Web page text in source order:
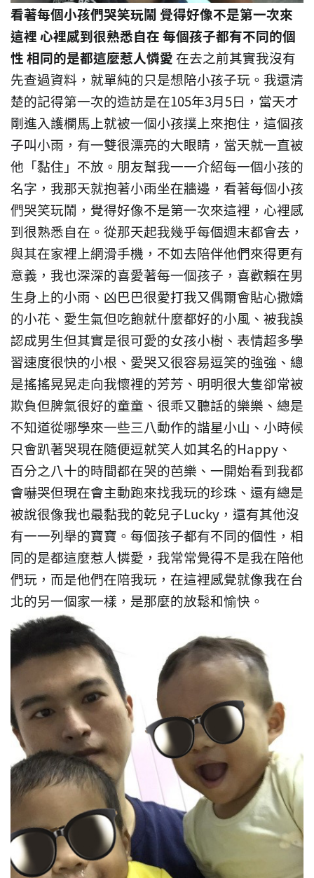
看著每個小孩們哭笑玩鬧 覺得好像不是第一次來
這裡心裡感到很熟悉自在 每個孩子都有不同的個
性 相同的是都這麼惹人憐愛在去之前其實我沒有
先查過資料，就單純的只是想陪小孩子玩。我還清
楚的記得第一次的造訪是在105年3月5日，當天才
剛進入護欄馬上就被一個小孩撲上來抱住，這個孩
子叫小雨，有一雙很漂亮的大眼睛，當天就一直被
他「黏住」不放。朋友幫我一一介紹每一個小孩的
名字，我那天就抱著小雨坐在牆邊，看著每個小孩
們哭笑玩鬧，覺得好像不是第一次來這裡，心裡感
到很熟悉自在。從那天起我幾乎每個週末都會去，
與其在家裡上網滑手機，不如去陪伴他們來得更有
意義，我也深深的喜愛著每一個孩子，喜歡賴在男
生身上的小雨、凶巴巴很愛打我又偶爾會貼心撒嬌
的小花、愛生氣但吃飽就什麼都好的小風、被我誤
認成男生但其實是很可愛的女孩小樹、表情超多學
習速度很快的小根、愛哭又很容易逗笑的強強、總
是搖搖晃晃走向我懷裡的芳芳、明明很大隻卻常被
欺負但脾氣很好的童童、很乖又聽話的樂樂、總是
不知道從哪學來一些三八動作的諧星小山、小時候
只會趴著哭現在隨便逗就笑人如其名的Happy、
百分之八十的時間都在哭的芭樂、一開始看到我都
會嚇哭但現在會主動跑來找我玩的珍珠、還有總是
被說很像我也最黏我的乾兒子Lucky，還有其他沒
有一一列舉的寶寶。每個孩子都有不同的個性，相
同的是都這麼惹人憐愛，我常常覺得不是我在陪他
們玩，而是他們在陪我玩，在這裡感覺就像我在台
北的另一個家一樣，是那麼的放鬆和愉快。